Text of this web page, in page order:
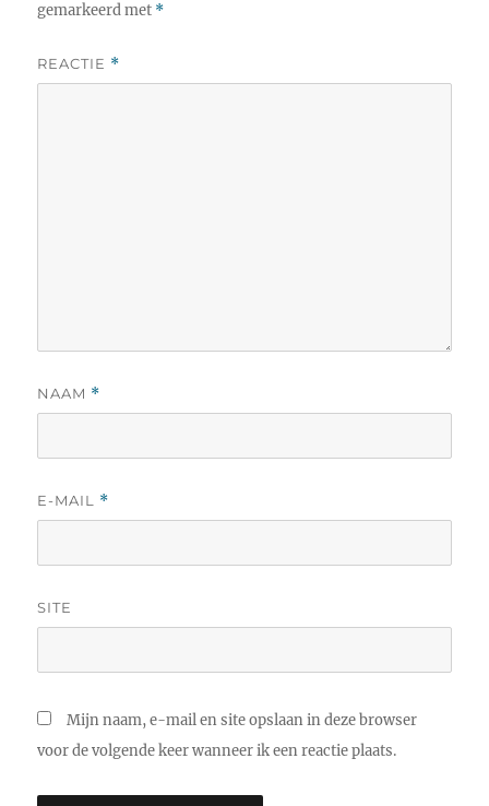
gemarkeerd met *
REACTIE *
NAAM *
E-MAIL *
SITE
Mijn naam, e-mail en site opslaan in deze browser
voor de volgende keer wanneer ik een reactie plaats.